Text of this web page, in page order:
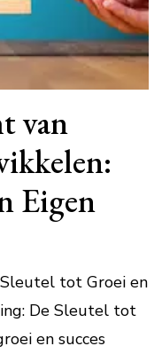
van
Eigen
tot Groei en
De Sleutel tot
en succes